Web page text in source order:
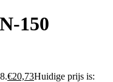
150
€20,73Huidige prijs is: